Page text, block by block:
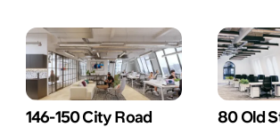
146-150 City Road 80 Old